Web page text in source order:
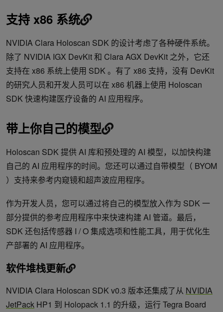
支持 x86 系统
NVIDIA Clara Holoscan SDK 的设计考虑了各种硬件系统。
除了 NVIDIA IGX DevKit 和 Clara AGX DevKit 之外，它还
支持在 x86 系统上使用 SDK 。有了 x86 支持，没有 DevKit
的研究人员和开发人员可以在 x86 机器上使用 Holoscan
SDK 快速构建医疗设备的 AI 应用程序。
带上你自己的模型
Holoscan SDK 提供 AI 库和预处理的 AI 模型，以加快构建
自己的 AI 应用程序的时间。您还可以通过自带模型（ BYOM
）支持来参考内窥镜和超声波应用程序。
作为开发人员，您可以通过将自己的模型放入作为 SDK 一
部分提供的参考应用程序中来快速构建 AI 管道。最后，
SDK 还包括传感器 I / O 集成选项和性能工具，用于优化生
产部署的 AI 应用程序。
软件堆栈更新
NVIDIA Clara Holoscan SDK v0.3 版本还集成了从 NVIDIA
JetPack HP1 到 Holopack 1.1 的升级，运行 Tegra Board